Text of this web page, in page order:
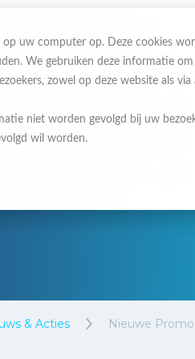
op uw computer op. Deze cookies
We gebruiken deze informatie
zowel op deze website als
niet worden gevolgd bij uw
wil worden.
& Acties Nieuwe